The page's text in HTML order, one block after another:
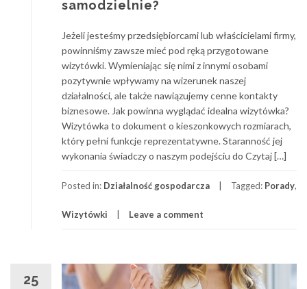
samodzielnie?
Jeżeli jesteśmy przedsiębiorcami lub właścicielami firmy,
powinniśmy zawsze mieć pod ręką przygotowane
wizytówki. Wymieniając się nimi z innymi osobami
pozytywnie wpływamy na wizerunek naszej
działalności, ale także nawiązujemy cenne kontakty
biznesowe. Jak powinna wyglądać idealna wizytówka?
Wizytówka to dokument o kieszonkowych rozmiarach,
który pełni funkcje reprezentatywne. Staranność jej
wykonania świadczy o naszym podejściu do Czytaj […]
Posted in: Działalność gospodarcza Tagged: Porady,
Wizytówki Leave a comment
25